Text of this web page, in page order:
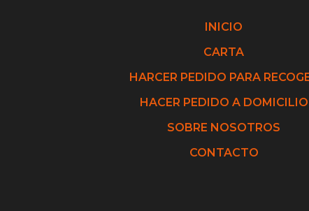
INICIO
CARTA
HARCER PEDIDO PARA
HACER PEDIDO A DOMICILIO
SOBRE NOSOTROS
CONTACTO